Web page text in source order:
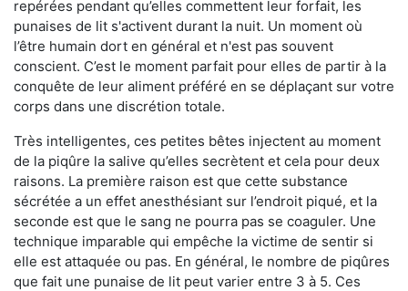
repérées pendant qu’elles commettent leur forfait, les
punaises de lit s'activent durant la nuit. Un moment où
l’être humain dort en général et n'est pas souvent
conscient. C’est le moment parfait pour elles de partir à la
conquête de leur aliment préféré en se déplaçant sur votre
corps dans une discrétion totale.
Très intelligentes, ces petites bêtes injectent au moment
de la piqûre la salive qu’elles secrètent et cela pour deux
raisons. La première raison est que cette substance
sécrétée a un effet anesthésiant sur l’endroit piqué, et la
seconde est que le sang ne pourra pas se coaguler. Une
technique imparable qui empêche la victime de sentir si
elle est attaquée ou pas. En général, le nombre de piqûres
que fait une punaise de lit peut varier entre 3 à 5. Ces